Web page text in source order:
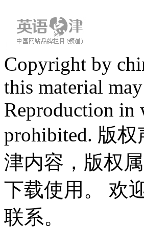
Copyright by
this material
Reproduction in
prohibited. 版
津内容，版权
下载使用。 欢
联系。